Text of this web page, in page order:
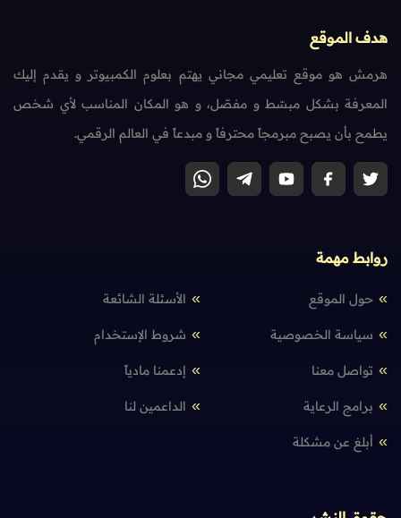
هدف الموقع
هرمش هو موقع تعليمي مجاني يهتم بعلوم الكمبيوتر و يقدم إليك
المعرفة بشكل مبسّط و مفصّل، و هو المكان المناسب لأي شخص
يطمح بأن يصبح مبرمجاً محترفاً و مبدعاً في العالم الرقمي.
روابط مهمة
حول الموقع الأسئلة الشائعة
سياسة الخصوصية شروط الإستخدام
تواصل معنا إدعمنا مادياً
برامج الرعاية الداعمين لنا
أبلغ عن مشكلة